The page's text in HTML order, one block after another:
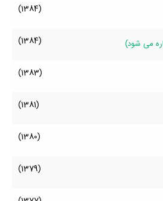
(1384)
(1384)
(1383)
(1381)
(1380)
(1379)